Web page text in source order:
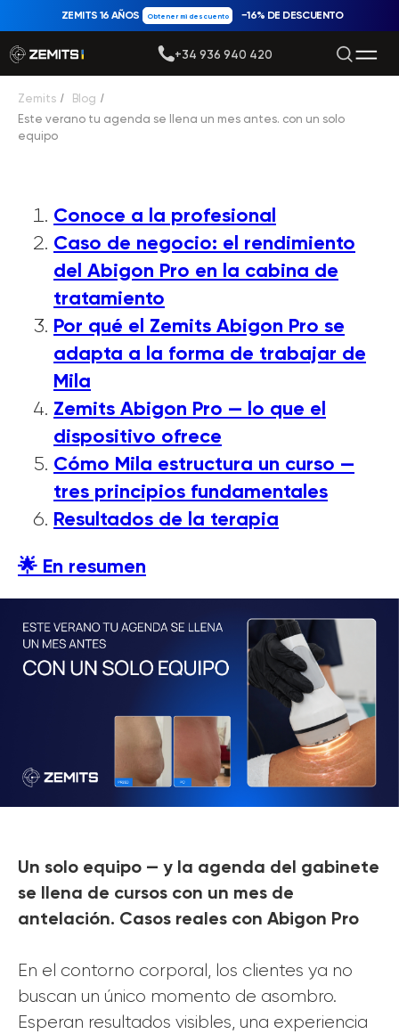
Obtener mi descuento
ZEMITS 16 AÑOS −16% DE DESCUENTO
+34 936 940 420
Zemits / Blog /
Este verano tu agenda se llena un mes antes. con un solo
equipo
Conoce a la profesional
Caso de negocio: el rendimiento
del Abigon Pro en la cabina de
tratamiento
Por qué el Zemits Abigon Pro se
adapta a la forma de trabajar de
Mila
Zemits Abigon Pro — lo que el
dispositivo ofrece
Cómo Mila estructura un curso —
tres principios fundamentales
Resultados de la terapia
🌟 En resumen
Un solo equipo — y la agenda del gabinete
se llena de cursos con un mes de
antelación. Casos reales con Abigon Pro
En el contorno corporal, los clientes ya no
buscan un único momento de asombro.
Esperan resultados visibles, una experiencia